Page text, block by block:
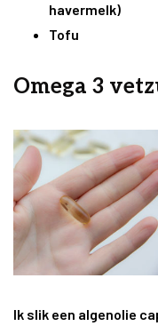
havermelk)
Tofu
Omega 3
Ik slik een algenolie